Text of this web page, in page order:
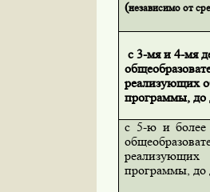
(независимо от
с 3-мя и 4-мя
реализующих
программы, до
с 5-ю и более
программы, до